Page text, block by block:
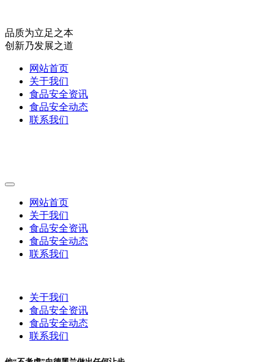
品质为立足之本
创新乃发展之道
网站首页
关于我们
食品安全资讯
食品安全动态
联系我们
网站首页
关于我们
食品安全资讯
食品安全动态
联系我们
关于我们
食品安全资讯
食品安全动态
联系我们